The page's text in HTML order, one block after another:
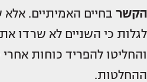
הקשר בחיים האמיתיים.
לגלות כי השניים לא שרדו
והחליטו להפריד כוחות
ההחלטות.